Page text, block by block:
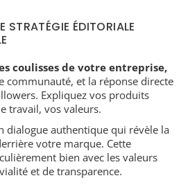
STRATÉGIE ÉDITORIALE
coulisses de votre entreprise,
communauté, et la réponse directe
Expliquez vos produits
travail, vos valeurs.
dialogue authentique qui révèle la
votre marque. Cette
bien avec les valeurs
et de transparence.